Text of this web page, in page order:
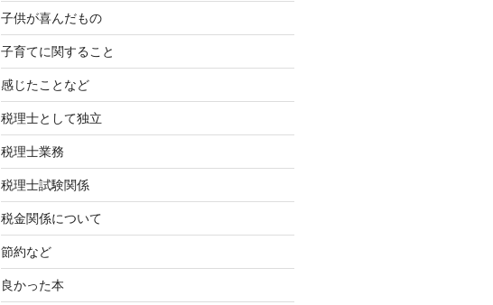
子供が喜んだもの
子育てに関すること
感じたことなど
税理士として独立
税理士業務
税理士試験関係
税金関係について
節約など
良かった本